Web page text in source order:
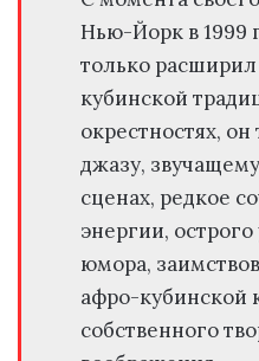
Нью-Йорк в 1999
только
кубинской
окрестностях,
джазу,
сценах, редкое
энергии, острого
юмора,
афро-кубинской
собственного